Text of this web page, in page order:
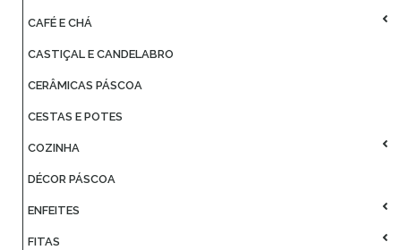
CAFÉ E CHÁ
CASTIÇAL E CANDELABRO
CERÂMICAS PÁSCOA
CESTAS E POTES
COZINHA
DÉCOR PÁSCOA
ENFEITES
FITAS